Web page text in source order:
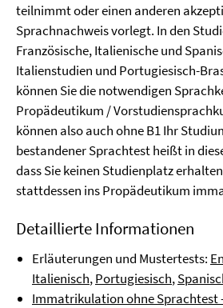
teilnimmt oder einen anderen
Sprachnachweis vorlegt. In den
Französische, Italienische und
Italienstudien und Portugiesisch-
können Sie die notwendigen
Propädeutikum /
können also auch ohne B1 Ihr
bestandener Sprachtest heißt in
dass Sie keinen Studienplatz
stattdessen ins Propädeutikum
Detaillierte Informationen
Erläuterungen und Mustertests:
Italienisch,Portugiesisch,
Immatrikulation ohne Sprachtest